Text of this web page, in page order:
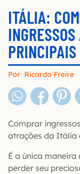
ITÁLIA:
PRINCIPAIS
Por Ricardo Freire
Comprar
atrações da Itália
É a única maneira
perder seu